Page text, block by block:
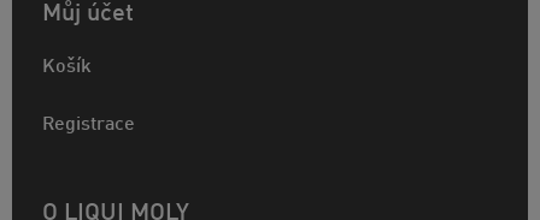
Můj účet
Košík
Registrace
O LIQUI MOLY